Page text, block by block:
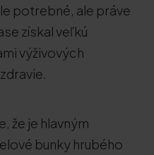
potrebné, ale práve
získal veľkú
výživových
že je hlavným
bunky hrubého